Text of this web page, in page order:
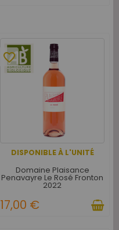
DISPONIBLE À L'UNITÉ
favorite_border
Domaine Plaisance
Penavayre Le Rosé Fronton
2022
17,00 €